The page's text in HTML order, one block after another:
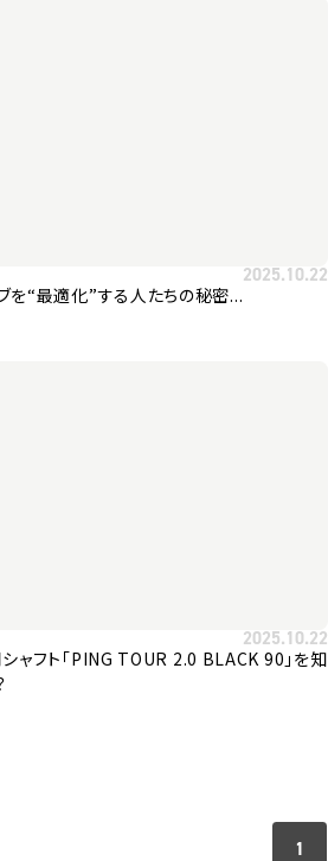
2025.10.22
を“最適化”する人たちの秘密...
2025.10.22
シャフト「PING TOUR 2.0 BLACK 90」を知
1